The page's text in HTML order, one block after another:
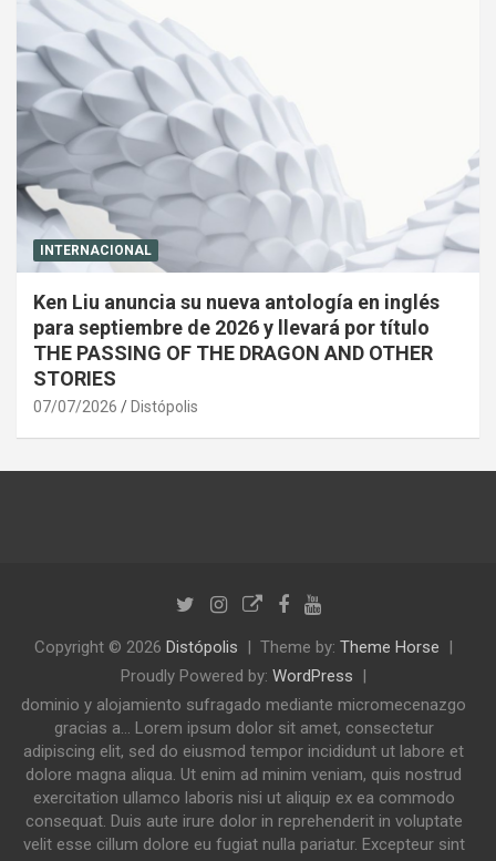
INTERNACIONAL
Ken Liu anuncia su nueva antología en inglés
para septiembre de 2026 y llevará por título
THE PASSING OF THE DRAGON AND OTHER
STORIES
07/07/2026 Distópolis
Copyright © 2026 Distópolis Theme by: Theme Horse
Proudly Powered by: WordPress
dominio y alojamiento sufragado mediante micromecenazgo
gracias a... Lorem ipsum dolor sit amet, consectetur
adipiscing elit, sed do eiusmod tempor incididunt ut labore et
dolore magna aliqua. Ut enim ad minim veniam, quis nostrud
exercitation ullamco laboris nisi ut aliquip ex ea commodo
consequat. Duis aute irure dolor in reprehenderit in voluptate
velit esse cillum dolore eu fugiat nulla pariatur. Excepteur sint